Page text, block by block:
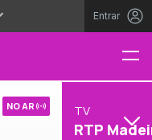
Entrar
NO AR TV
RTP